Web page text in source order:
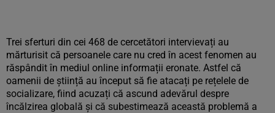
Trei sferturi din cei 468 de cercetători intervievați au
mărturisit că persoanele care nu cred în acest fenomen au
răspândit în mediul online informații eronate. Astfel că
oamenii de știință au început să fie atacați pe rețelele de
socializare, fiind acuzați că ascund adevărul despre
încălzirea globală și că subestimează această problemă a